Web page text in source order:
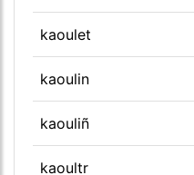
kaoulet
kaoulin
kaouliñ
kaoultr